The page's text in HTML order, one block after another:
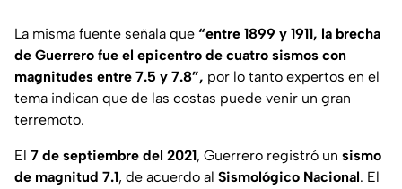
La misma fuente señala que “entre 1899 y 1911, la brecha
de Guerrero fue el epicentro de cuatro sismos con
magnitudes entre 7.5 y 7.8”, por lo tanto expertos en el
tema indican que de las costas puede venir un gran
terremoto.
El 7 de septiembre del 2021, Guerrero registró un sismo
de magnitud 7.1, de acuerdo al Sismológico Nacional. El